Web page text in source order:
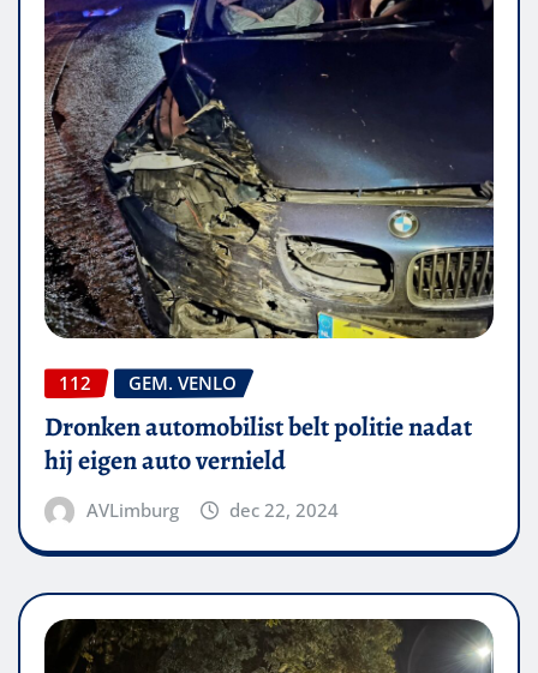
112 GEM. VENLO
Dronken automobilist belt politie nadat
hij eigen auto vernield
AVLimburg dec 22, 2024